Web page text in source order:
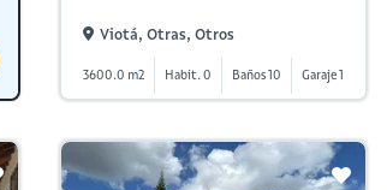
Viotá, Otras, Otros
3600.0 m2 Habit. 0 Baños 10 Garaje 1